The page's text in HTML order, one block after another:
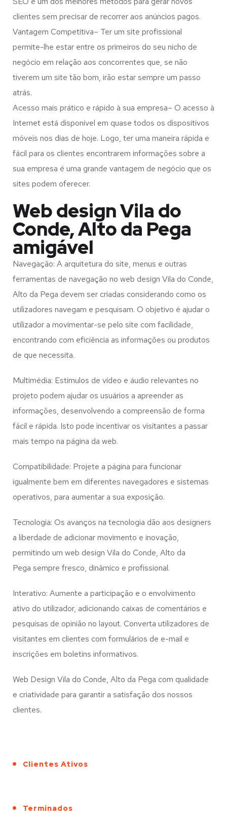
clientes sem precisar de recorrer aos anúncios pagos.
Vantagem Competitiva– Ter um site profissional
permite-lhe estar entre os primeiros do seu nicho de
negócio em relação aos concorrentes que, se não
tiverem um site tão bom, irão estar sempre um passo
atrás.
Acesso mais prático e rápido à sua empresa– O acesso à
Internet está disponível em quase todos os dispositivos
móveis nos dias de hoje. Logo, ter uma maneira rápida e
fácil para os clientes encontrarem informações sobre a
sua empresa é uma grande vantagem de negócio que os
sites podem oferecer.
Web design Vila do
Conde, Alto da Pega
amigável
Navegação: A arquitetura do site, menus e outras
ferramentas de navegação no web design Vila do Conde,
Alto da Pega devem ser criadas considerando como os
utilizadores navegam e pesquisam. O objetivo é ajudar o
utilizador a movimentar-se pelo site com facilidade,
encontrando com eficiência as informações ou produtos
de que necessita.
Multimédia: Estímulos de vídeo e áudio relevantes no
projeto podem ajudar os usuários a apreender as
informações, desenvolvendo a compreensão de forma
fácil e rápida. Isto pode incentivar os visitantes a passar
mais tempo na página da web.
Compatibilidade: Projete a página para funcionar
igualmente bem em diferentes navegadores e sistemas
operativos, para aumentar a sua exposição.
Tecnologia: Os avanços na tecnologia dão aos designers
a liberdade de adicionar movimento e inovação,
permitindo um web design Vila do Conde, Alto da
Pega sempre fresco, dinâmico e profissional.
Interativo: Aumente a participação e o envolvimento
ativo do utilizador, adicionando caixas de comentários e
pesquisas de opinião no layout. Converta utilizadores de
visitantes em clientes com formulários de e-mail e
inscrições em boletins informativos.
Web Design Vila do Conde, Alto da Pega com qualidade
e criatividade para garantir a satisfação dos nossos
clientes.
Clientes Ativos
Terminados